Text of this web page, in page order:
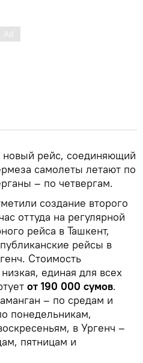
рейс, соединяющий
самолеты летают по
– по четвергам.
создание второго
оттуда на регулярной
рейса в Ташкент,
рейсы в
Стоимость
единая для всех
от 190 000 сумов.
– по средам и
понедельникам,
в Ургенч –
пятницам и